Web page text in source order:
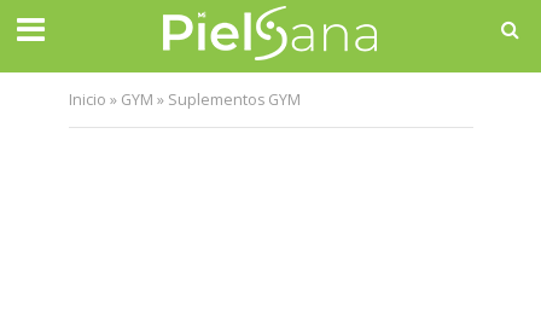
Inicio » GYM » Suplementos GYM